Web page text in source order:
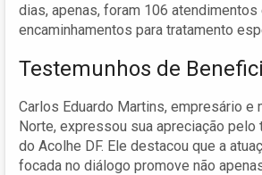
dias, apenas, foram 106 atendimentos
encaminhamentos para tratamento
Testemunhos de
Carlos Eduardo Martins, empresário e
Norte, expressou sua apreciação pelo
do Acolhe DF. Ele destacou que a
focada no diálogo promove não